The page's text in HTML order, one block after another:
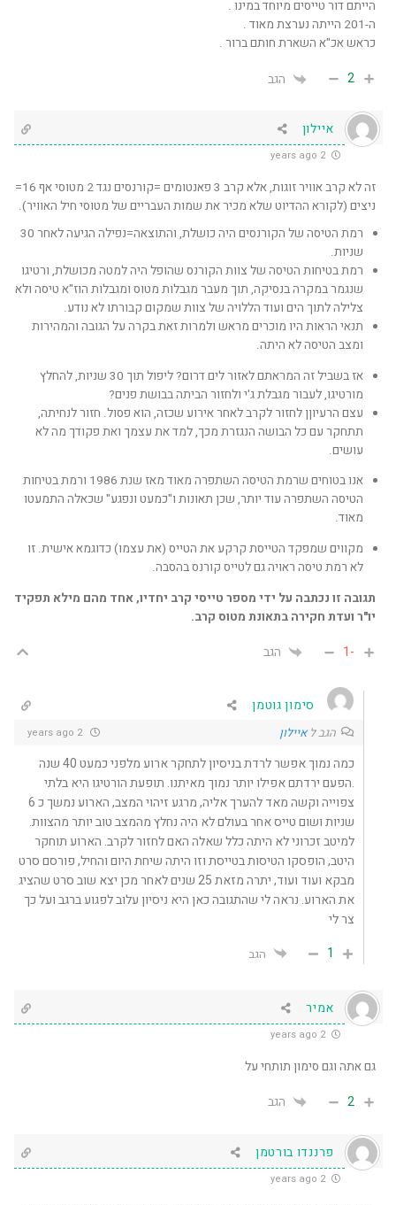
הייתם דור טייסים מיוחד במינו .
ה-201 הייתה נערצת מאוד .
כראש אכ"א השארת חותם ברור .
2 הגב
איילון
2 years ago
זה לא קרב אוויר זוגות, אלא קרב 3 פאנטומים =קורנסים נגד 2 מטוסי אף 16=
ניצים (לקורא ההדיוט שלא מכיר את שמות העבריים של מטוסי חיל האוויר).
רמת הטיסה של הקורנסים היה כושלת, והתוצאה=נפילה הגיעה לאחר 30
שניות.
רמת בטיחות הטיסה של צוות הקורנס שהופל היה למטה מכושלת, ורטיגו
שנגמר במקרה בנסיקה, תוך מעבר מגבלות מטוס ומגבלות הוז"א טיסה ולא
צלילה לתוך הים ועוד הללויה של צוות שמקום קבורתו לא נודע.
תנאי הראות היו מוכרים מראש ולמרות זאת בקרה על הגובה והמהירות
ומצב הטיסה לא היתה.
אז בשביל זה המראתם לאזור לים דרום? ליפול תוך 30 שניות, להחלץ
מורטיגו, לעבור מגבלת ג'י ולחזור הביתה בבושת פנים?
עצם הרעיוןן לחזור לקרב לאחר אירוע שכזה, הוא פסול. חזור לנחיתה,
תתחקר עם כל הבושה הנגזרת מכך, למד את עצמך ואת פקודך מה לא
עושים.
אנו בטוחים שרמת הטיסה השתפרה מאוד מאז שנת 1986 ורמת בטיחות
הטיסה השתפרה עוד יותר, שכן תאונות ו"כמעט ונפגע" שכאלה התמעטו
מאוד.
מקווים שמפקד הטייסת קרקע את הטייס (את עצמו) כדוגמא אישית. זו
לא רמת טיסה ראויה גם לטייס קורנס בהסבה.
תגובה זו נכתבה על ידי מספר טייסי קרב יחדיו, אחד מהם מילא תפקיד
יו"ר ועדת חקירה בתאונת מטוס קרב.
-1 הגב
סימון גוטמן
הגב לאיילון 2 years ago
כמה נמוך אפשר לרדת בניסיון לתחקר ארוע מלפני כמעט 40 שנה
.הפעם ירדתם אפילו יותר נמוך מאיתנו. תופעת הורטיגו היא בלתי
צפוייה וקשה מאד להערך אליה, מרגע זיהוי המצב, הארוע נמשך כ 6
שניות ושום טייס אחר בעולם לא היה נחלץ מהמצב טוב יותר מהצוות.
למיטב זכרוני לא היתה כלל שאלה האם לחזור לקרב. הארוע תוחקר
היטב, הופסקו הטיסות בטייסת וזו היתה שיחת היום והחיל, פורסם סרט
מבקא ועוד ועוד, יתרה מזאת 25 שנים לאחר מכן יצא שוב סרט שהציג
את הארוע. נראה לי שהתגובה כאן היא ניסיון עלוב לפגוע ברגב ועל כך
צר לי
1
הגב
אמיר
2 years ago
גם אתה וגם סימון תותחי על
2 הגב
פרננדו בורטמן
2 years ago